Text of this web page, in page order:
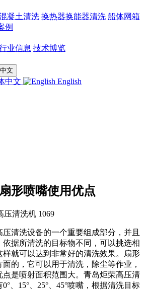
凝土清洗 换热器换能器清洗 船体网箱
例
业信息 技术博览
文
中文 English
形喷嘴使用优点
压清洗机 1069
清洗设备的一个重要组成部分，并且
依据所清洗的目标物不同，可以挑选相
样就可以达到非常好的清洗效果。扇形
的，它可以用于清洗，除尘等作业，
点是喷射面积范围大。青岛炬荣高压清
0°、 15°、 25°、 45°喷嘴，根据清洗目标